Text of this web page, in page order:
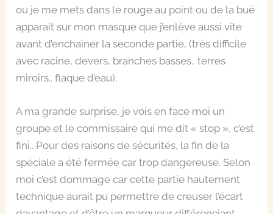
ou je me mets dans le rouge au point ou de la bué
apparait sur mon masque que j’enlève aussi vite
avant d’enchainer la seconde partie, (très difficile
avec racine, devers, branches basses.. terres
miroirs.. flaque d’eau).
A ma grande surprise, je vois en face moi un
groupe et le commissaire qui me dit « stop », c’est
fini.. Pour des raisons de sécurités, la fin de la
spéciale a été fermée car trop dangereuse. Selon
moi c’est dommage car cette partie hautement
technique aurait pu permettre de creuser l’écart